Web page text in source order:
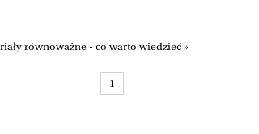
równoważne - co warto wiedzieć »
1